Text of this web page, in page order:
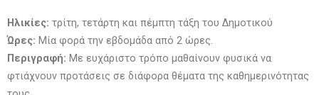
Ηλικίες: τρίτη, τετάρτη και πέμπτη τάξη του Δημοτικού
Ώρες: Μία φορά την εβδομάδα από 2 ώρες.
Περιγραφή: Με ευχάριστο τρόπο μαθαίνουν φυσικά να
φτιάχνουν προτάσεις σε διάφορα θέματα της καθημερινότητας